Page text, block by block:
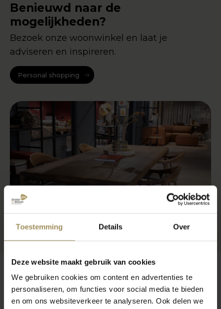
Toestemming Details Over
Deze website maakt gebruik van cookies
We gebruiken cookies om content en advertenties te
personaliseren, om functies voor social media te bieden
en om ons websiteverkeer te analyseren. Ook delen we
Benieuwd naar de
mogelijkheden?
Bezoek onze woonwinkel en laat je
adviseren en inspireren.
Personal shopping
Veelgestelde vragen